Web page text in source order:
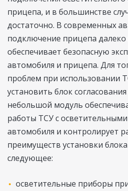
прицепа, и в большинстве
достаточно. В современных
подключение прицепа далеко
обеспечивает безопасную
автомобиля и прицепа. Для
проблем при использовании
установить блок
небольшой модуль
работы ТСУ с
автомобиля и контролирует
преимуществ установки
следующее:
осветительные приборы